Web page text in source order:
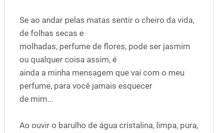
Se ao andar pelas matas sentir o cheiro da vida,
de folhas secas e
molhadas, perfume de flores, pode ser jasmim
ou qualquer coisa assim, é
ainda a minha mensagem que vai com o meu
perfume, para você jamais esquecer
de mim...
Ao ouvir o barulho de água cristalina, limpa, pura,